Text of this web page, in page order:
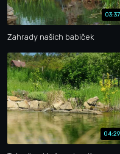
03:37
Zahrady našich babiček
04:29